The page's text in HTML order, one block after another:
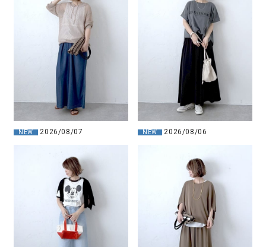
NEW 2026/08/07 NEW 2026/08/06